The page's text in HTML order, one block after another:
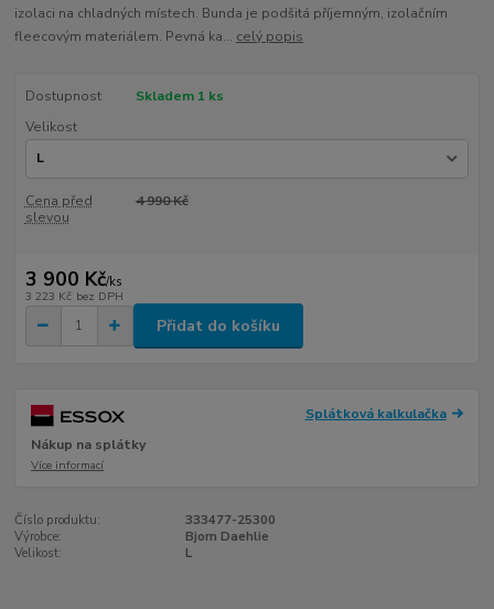
izolaci na chladných místech. Bunda je podšitá příjemným, izolačním
fleecovým materiálem. Pevná ka... celý popis
Dostupnost
Skladem 1 ks
Velikost
Cena před
slevou
4 990 Kč
3 900 Kč/ks
3 223 Kč bez DPH
Přidat do košíku
Splátková kalkulačka
Nákup na splátky
Více informací
Číslo produktu:
333477-25300
Výrobce:
Bjorn Daehlie
Velikost:
L